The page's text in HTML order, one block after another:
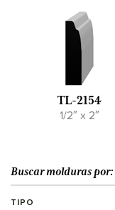
TL-2154
1/2″ x 2″
Buscar molduras por:
TIPO